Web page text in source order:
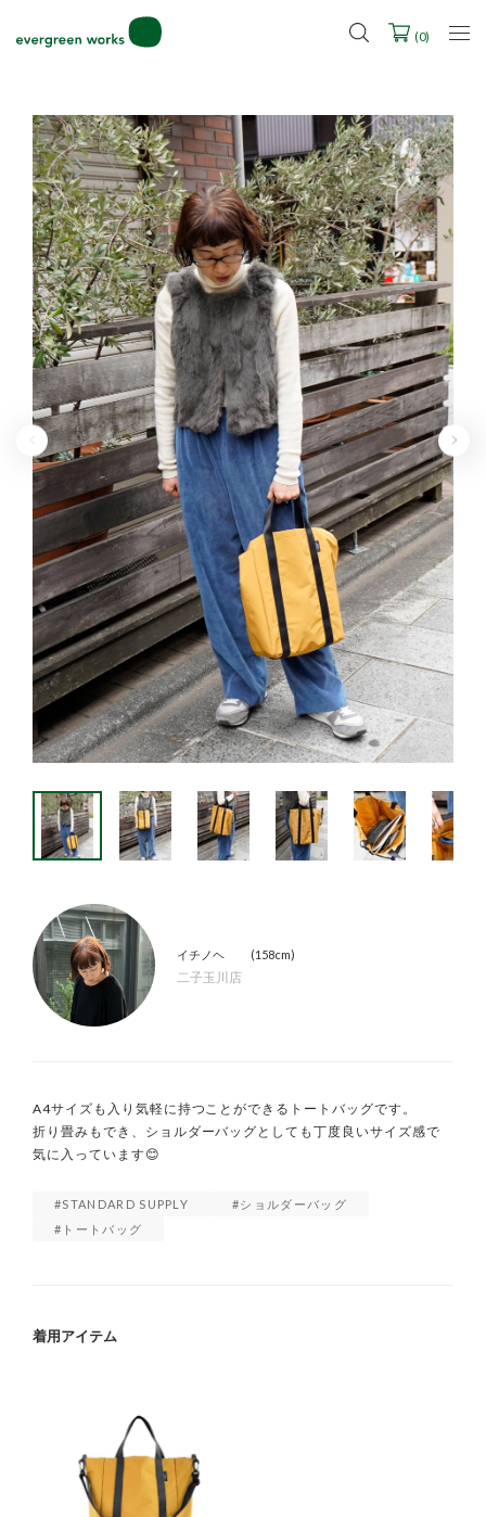
2027年ご入学用ランドセル受注会スケジュール
(0)
イチノヘ
二子玉川店
158cm
A4サイズも入り気軽に持つことができるトートバッグです。
折り畳みもでき、ショルダーバッグとしても丁度良いサイズ感で
気に入っています😊
STANDARD SUPPLY
ショルダーバッグ
トートバッグ
着用アイテム